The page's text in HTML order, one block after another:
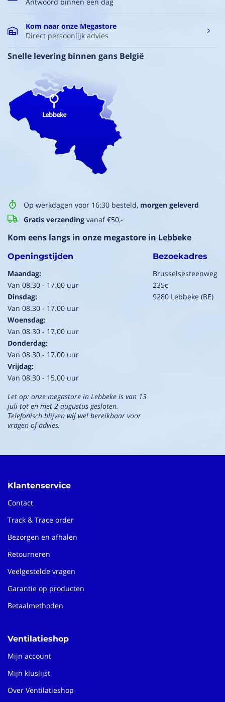
Kom naar onze Megastore
Direct persoonlijk advies
Snelle levering binnen gans België
Op werkdagen voor 16:30 besteld, morgen geleverd
Gratis verzending vanaf €50,-
Kom eens langs in onze megastore in Lebbeke
Openingstijden
Maandag:
Van 08.30 - 17.00 uur
Dinsdag:
Van 08.30 - 17.00 uur
Woensdag:
Van 08.30 - 17.00 uur
Donderdag:
Van 08.30 - 17.00 uur
Vrijdag:
Van 08.30 - 15.00 uur
Let op: onze megastore in Lebbeke is van 13
juli tot en met 2 augustus gesloten.
Telefonisch blijven wij wel bereikbaar voor
vragen of advies.
Bezoekadres
Brusselsesteenweg
235c
9280 Lebbeke (BE)
Klantenservice
Contact
Track & Trace order
Bezorgen en afhalen
Retourneren
Veelgestelde vragen
Garantie op producten
Betaalmethoden
Ventilatieshop
Mijn account
Mijn kluslijst
Over Ventilatieshop